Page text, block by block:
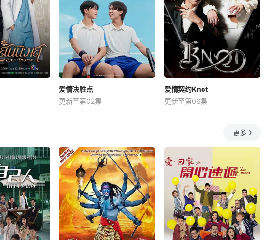
爱情决胜点
更新至第02集
爱情契约Knot
更新至第06集
更多